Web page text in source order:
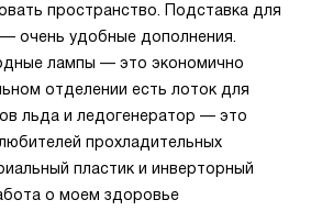
пространство. Подставка для
очень удобные дополнения.
лампы — это экономично
отделении есть лоток для
льда и ледогенератор — это
прохладительных
пластик и инверторный
о моем здоровье